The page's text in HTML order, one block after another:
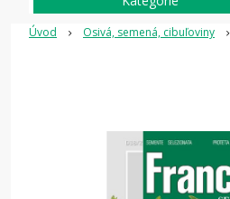
Úvod Osivá, semená, cibuľoviny